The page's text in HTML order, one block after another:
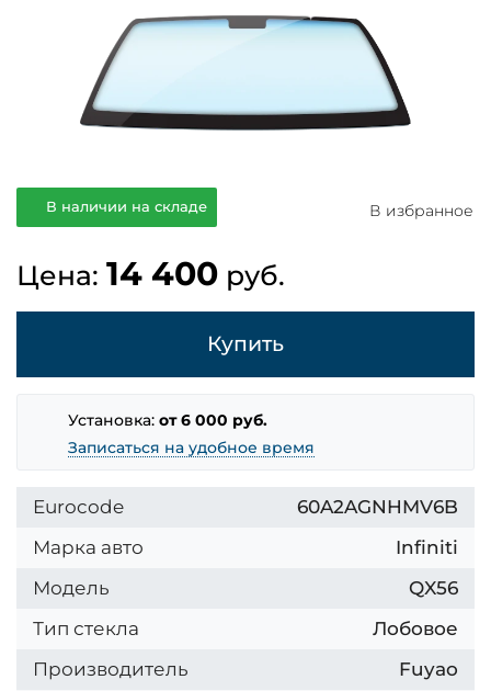
В наличии на складе В избранное
Цена: 14 400 руб.
Купить
Установка:от 6 000 руб.
Записаться на удобное время
Eurocode
60A2AGNHMV6B
Марка авто
Infiniti
Модель
QX56
Тип стекла
Лобовое
Производитель
Fuyao